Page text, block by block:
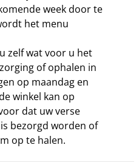
week door te
het menu
zelf wat voor u het
of ophalen in
op maandag en
winkel kan op
dat uw verse
bezorgd worden of
op te halen.